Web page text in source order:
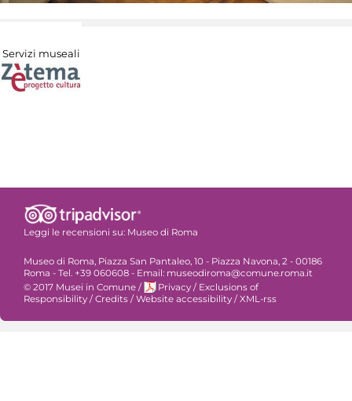
Servizi museali
Leggi le recensioni su: Museo di Roma
Museo di Roma, Piazza San Pantaleo, 10 - Piazza Navona, 2 - 00186
Roma - Tel. +39 060608 - Email: museodiroma@comune.roma.it
© 2017 Musei in Comune / Privacy / Exclusions of
Responsibility / Credits / Website accessibility / XML-rss